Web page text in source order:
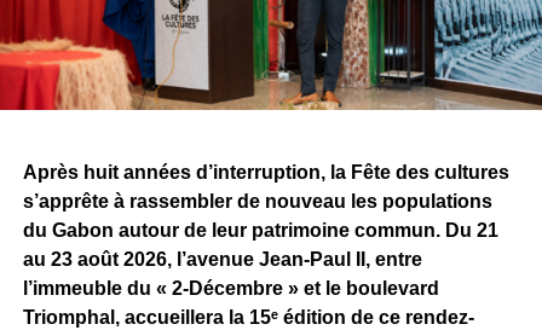
la simple confrontation entre producteurs. Il devient aussi
un espace de rencontres et d’opportunités pour les
artistes. Pour Tris, l’une des premières retombées est déjà
concrète, alors même que la compétition n’est pas encore
Reste maintenant à savoir ce que Sean Bridon Music
prépare pour sa nouvelle recrue. Car après cette belle
exposition, le véritable défi sera de proposer des projets
réguliers et solides, capables d’inscrire durablement Tris
au premier plan de la scène musicale gabonaise.
Après huit années d’interruption, la Fête des cultures
s’apprête à rassembler de nouveau les populations
du Gabon autour de leur patrimoine commun. Du 21
au 23 août 2026, l’avenue Jean-Paul II, entre
l’immeuble du « 2-Décembre » et le boulevard
Triomphal, accueillera la 15ᵉ édition de ce rendez-